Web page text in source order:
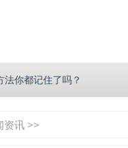
你都记住了吗？
资讯 >>